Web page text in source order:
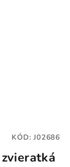
KÓD:J02686